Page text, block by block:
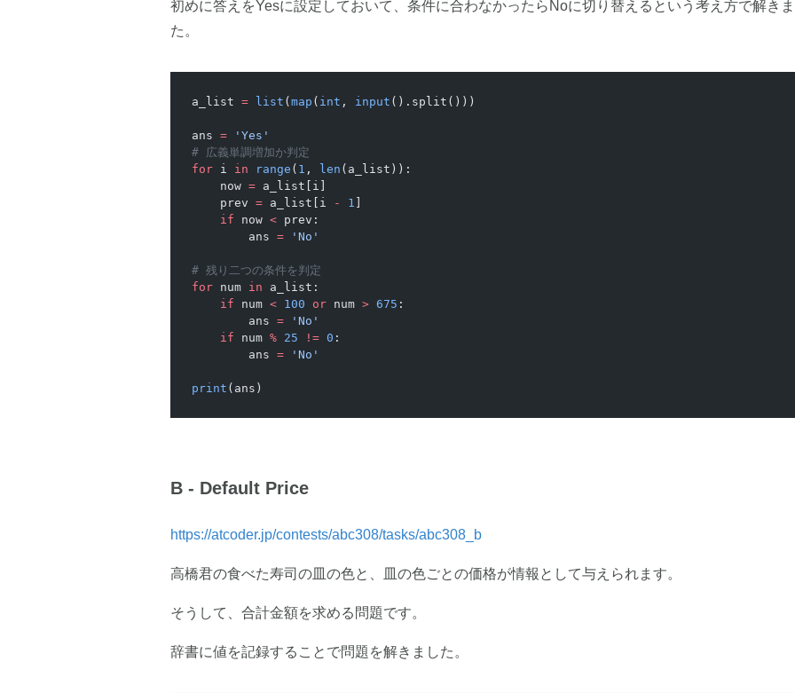
初めに答えをYesに設定しておいて、条件に合わなかったらNoに切り替えるという考え方で解き
た。
a_list = list ( map ( int , input ().split()))
ans = 'Yes'
# 広義単調増加か判定
for i in range ( 1 , len (a_list)):
    now
= a_list[i]
    prev
= a_list[i - 1
    if
now < prev:
        ans
= 'No'
# 残り二つの条件を判定
for num in a_list:
    if
num < 100 or num > 675 :
        ans
= 'No'
    if
num % 25 != 0 :
        ans
= 'No'
print (ans)
B - Default Price
https://atcoder.jp/contests/abc308/tasks/abc308_b
高橋君の食べた寿司の皿の色と、皿の色ごとの価格が情報として与えられます。
そうして、合計金額を求める問題です。
辞書に値を記録することで問題を解きました。